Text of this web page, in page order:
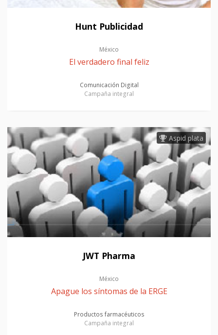
Hunt Publicidad
México
El verdadero final feliz
Comunicación Digital
Campaña integral
Aspid plata
JWT Pharma
México
Apague los síntomas de la ERGE
Productos farmacéuticos
Campaña integral